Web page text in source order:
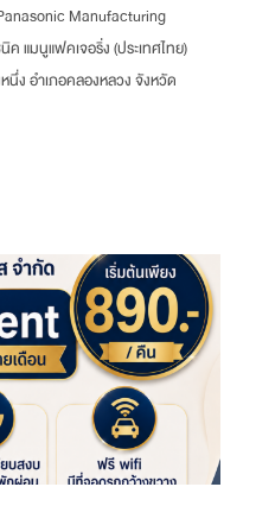
Manufacturing
แมนูแฟคเจอริ่ง (ประเทศไทย)
ง อำเภอคลองหลวง จังหวัด